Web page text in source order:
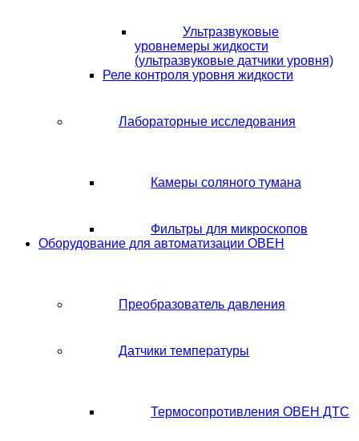
Ультразвуковые
уровнемеры жидкости
(ультразвуковые датчики уровня)
Реле контроля уровня жидкости
Лабораторные исследования
Камеры соляного тумана
Фильтры для микроскопов
Оборудование для автоматизации ОВЕН
Преобразователь давления
Датчики температуры
Термосопротивления ОВЕН ДТС